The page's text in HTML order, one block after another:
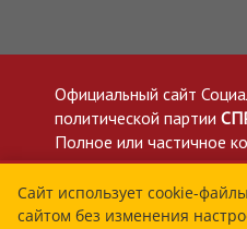
Официальный сайт
политической партии
Полное или частичное
приветствуется со
Политика в отношении
данных
Сайт использует cookie-
сайтом без изменения